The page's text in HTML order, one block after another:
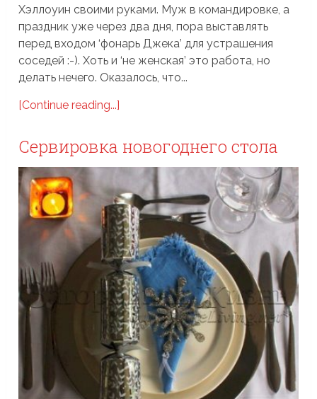
Хэллоуин своими руками. Муж в командировке, а
праздник уже через два дня, пора выставлять
перед входом ‘фонарь Джека’ для устрашения
соседей :-). Хоть и ‘не женская’ это работа, но
делать нечего. Оказалось, что...
[Continue reading...]
Сервировка новогоднего стола